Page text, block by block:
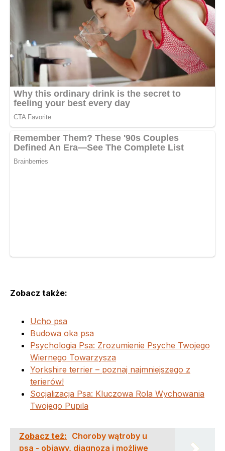
Zobacz także:
Ucho psa
Budowa oka psa
Psychologia Psa: Zrozumienie Psyche Twojego
Wiernego Towarzysza
Yorkshire terrier – poznaj najmniejszego z
terierów!
Socjalizacja Psa: Kluczowa Rola Wychowania
Twojego Pupila
Zobacz też: Choroby wątroby u
psa - objawy, diagnoza i możliwe